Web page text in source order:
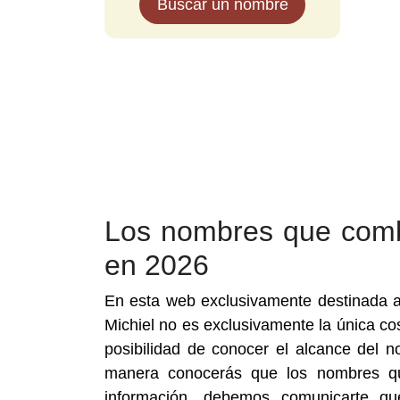
Buscar un nombre
Los nombres que
en 2026
En esta web exclusivamente destinada
Michiel no es exclusivamente la única
posibilidad de conocer el alcance del
manera conocerás que los nombres